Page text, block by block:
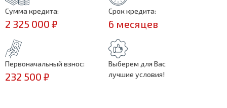
Сумма кредита:
2 325 000 ₽
Срок кредита:
6 месяцев
Первоначальный взнос:
232 500 ₽
Выберем для Вас
лучшие условия!